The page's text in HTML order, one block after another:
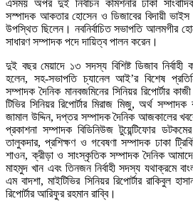
এসময় অপর দুই নির্বাচন কমিশনার ঢাকা
সস্পাদক আকতার হোসেন ও ডিজাবের বিদায়ী ভাইস
উপস্থিত ছিলেন। নবনির্বাচিত সভাপতি আলমগীর
সাধারণ সম্পাদক পদে দায়িত্ব পালন করেন।
দুই বছর মেয়াদে ১৩ সদস্য বিশিষ্ট ডিজাব নির্বাহী
হলেন, সহ-সভাপতি চ্যানেল আই’র বিশেষ
সম্পাদক দৈনিক মানবজমিনের সিনিয়র রিপোর্টার
টিভির সিনিয়র রিপোর্টার মিরাজ মিজু, অর্থ সম্পাদক
জামাল উদ্দিন, দপ্তর সম্পাদক দৈনিক আজকালের
প্রকাশনা সম্পাদক বিডিনিউজ টুয়েন্টিফোর
তালুকদার, প্রশিক্ষণ ও গবেষণা সম্পাদক ঢাকা
শাওন, ক্রীড়া ও সাংস্কৃতিক সম্পাদক দৈনিক আমাদের
মাহমুদ খান এবং তিনজন নির্বাহী সদস্য যথাক্রমে
এম বাদশা, মাইটিভির সিনিয়র রিপোর্টার রাকিবুল
রিপোর্টার আরিফুর রহমান রাব্বি।